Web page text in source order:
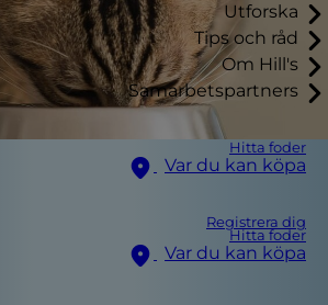
Utforska
Tips och råd
Om Hill's
Samarbetspartners
Hitta foder
Var du kan köpa
Registrera dig
Hitta foder
Var du kan köpa